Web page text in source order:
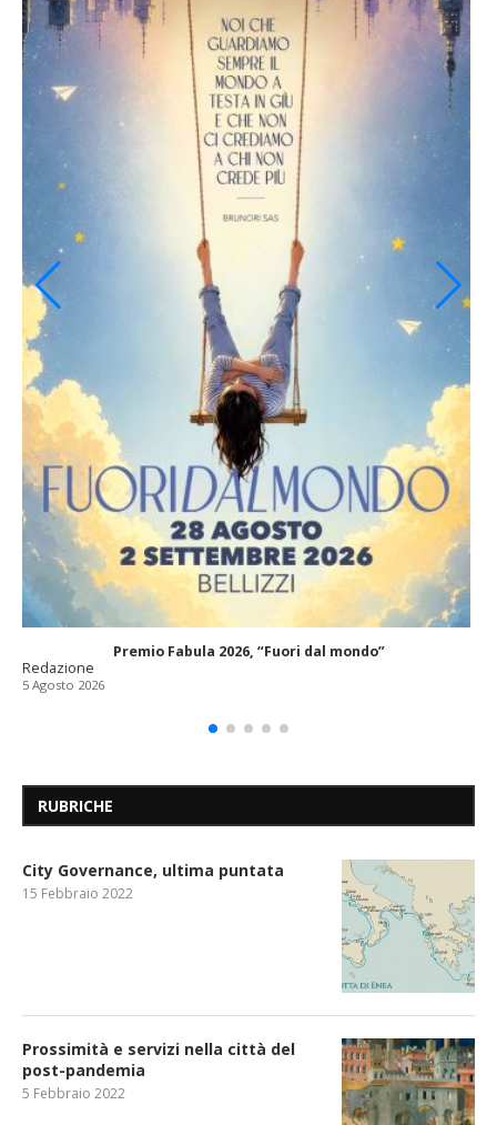
Premio Fabula 2026, “Fuori dal mondo”
Redazione
5 Agosto 2026
RUBRICHE
City Governance, ultima puntata
15 Febbraio 2022
Prossimità e servizi nella città del
post-pandemia
5 Febbraio 2022